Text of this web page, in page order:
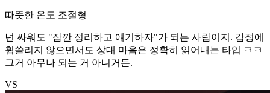
따뜻한 온도 조절형
넌 싸워도 "잠깐 정리하고 얘기하자"가 되는 사람이지. 감정에
휩쓸리지 않으면서도 상대 마음은 정확히 읽어내는 타입 ㅋㅋ
그거 아무나 되는 거 아니거든.
VS